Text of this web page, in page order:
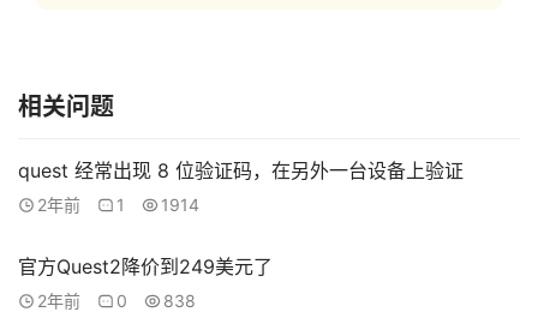
相关问题
quest 经常出现 8 位验证码，在另外一台设备上验证
2年前 1 1914
官方Quest2降价到249美元了
2年前 0 838